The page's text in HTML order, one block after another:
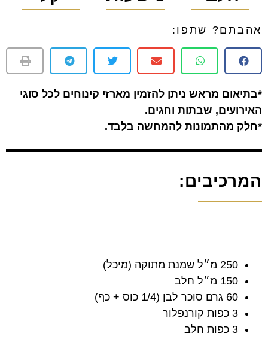
אהבתם? שתפו:
*בתיאום מראש ניתן להזמין מארזי קינוחים לכל סוגי
האירועים, שבתות וחגים.
*חלק מהתמונות להמחשה בלבד.
המרכיבים:
250 מ״ל שמנת מתוקה (מיכל)
150 מ״ל חלב
60 גרם סוכר לבן (1/4 כוס + כף)
3 כפות קורנפלור
3 כפות חלב